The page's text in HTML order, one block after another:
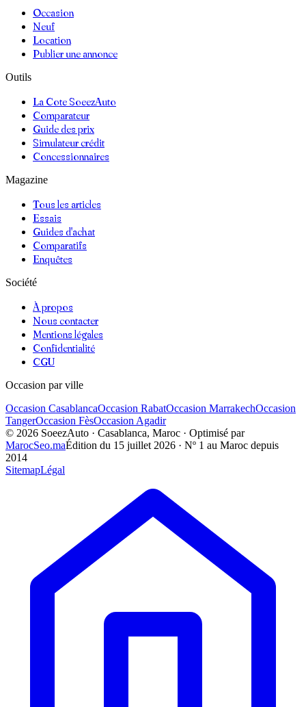
Occasion
Neuf
Location
Publier une annonce
Outils
La Cote SoeezAuto
Comparateur
Guide des prix
Simulateur crédit
Concessionnaires
Magazine
Tous les articles
Essais
Guides d'achat
Comparatifs
Enquêtes
Société
À propos
Nous contacter
Mentions légales
Confidentialité
CGU
Occasion par ville
Occasion CasablancaOccasion RabatOccasion MarrakechOccasion
TangerOccasion FèsOccasion Agadir
© 2026 SoeezAuto · Casablanca, Maroc · Optimisé par
MarocSeo.maÉdition du 15 juillet 2026 · Nº 1 au Maroc depuis
2014
SitemapLégal